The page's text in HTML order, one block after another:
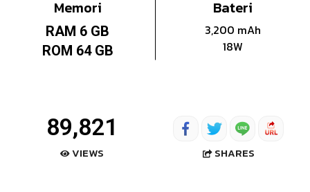
Memori
RAM 6 GB
ROM 64 GB
Bateri
3,200 mAh
18W
89,821
VIEWS SHARES